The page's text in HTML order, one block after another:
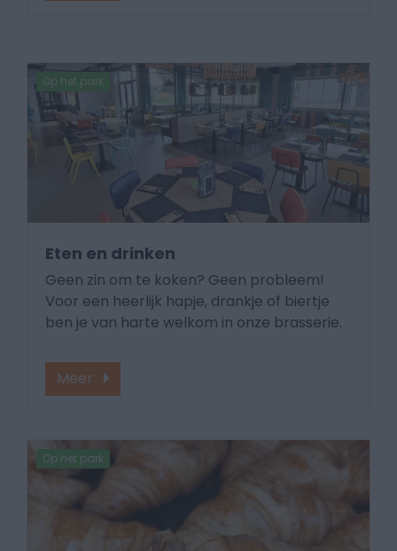
Op het park
Eten en drinken
Geen zin om te koken? Geen probleem!
Voor een heerlijk hapje, drankje of biertje
ben je van harte welkom in onze brasserie.
Meer
Op het park